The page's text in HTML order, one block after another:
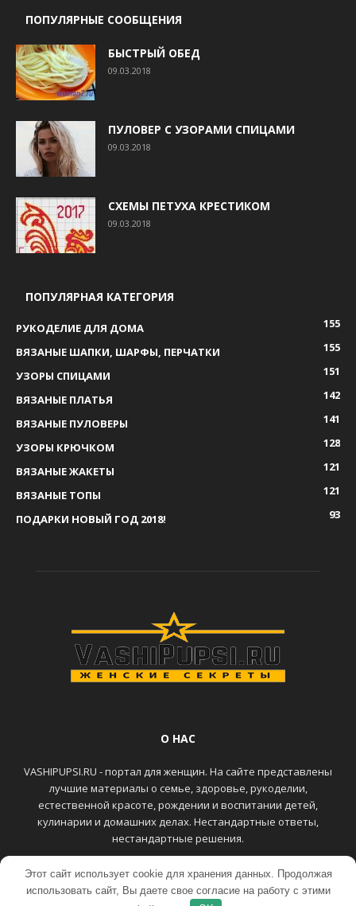
ПОПУЛЯРНЫЕ СООБЩЕНИЯ
БЫСТРЫЙ ОБЕД
09.03.2018
ПУЛОВЕР С УЗОРАМИ СПИЦАМИ
09.03.2018
СХЕМЫ ПЕТУХА КРЕСТИКОМ
09.03.2018
ПОПУЛЯРНАЯ КАТЕГОРИЯ
РУКОДЕЛИЕ ДЛЯ ДОМА
155
ВЯЗАНЫЕ ШАПКИ, ШАРФЫ, ПЕРЧАТКИ
155
УЗОРЫ СПИЦАМИ
151
ВЯЗАНЫЕ ПЛАТЬЯ
142
ВЯЗАНЫЕ ПУЛОВЕРЫ
141
УЗОРЫ КРЮЧКОМ
128
ВЯЗАНЫЕ ЖАКЕТЫ
121
ВЯЗАНЫЕ ТОПЫ
121
ПОДАРКИ НОВЫЙ ГОД 2018!
93
О НАС
VASHIPUPSI.RU - портал для женщин. На сайте представлены
лучшие материалы о семье, здоровье, рукоделии,
естественной красоте, рождении и воспитании детей,
кулинарии и домашних делах. Нестандартные ответы,
нестандартные решения.
ГЛАВНАЯ КОНТАКТЫ
Этот сайт использует cookie для хранения данных. Продолжая
использовать сайт, Вы даете свое согласие на работу с этими